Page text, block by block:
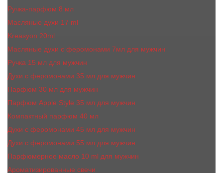
Ручка-парфюм 8 мл
Масляные духи 17 ml
Kreasyon 20ml
Масляные духи c феромонами 7мл для мужчин
Ручка 15 мл для мужчин
Духи с феромонами 35 мл для мужчин
Парфюм 30 мл для мужчин
Парфюм Apple Style 35 мл для мужчин
Компактный парфюм 40 мл
Духи с феромонами 45 мл для мужчин
Духи с феромонами 55 мл для мужчин
Парфюмерное масло 10 ml для мужчин
Ароматизированные свечи